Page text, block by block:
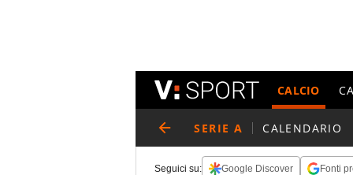
CALCIO
SERIE A CALENDARIO
Seguici su: Google Discover Fonti